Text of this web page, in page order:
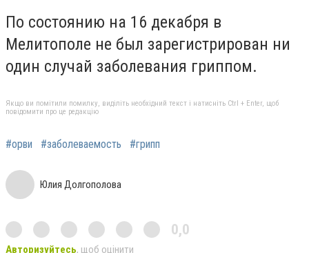
По состоянию на 16 декабря в
Мелитополе не был зарегистрирован ни
один случай заболевания гриппом.
Якщо ви помітили помилку, виділіть необхідний текст і натисніть Ctrl + Enter, щоб
повідомити про це редакцію
#орви #заболеваемость #грипп
Юлия Долгополова
0,0
Авторизуйтесь, щоб оцінити